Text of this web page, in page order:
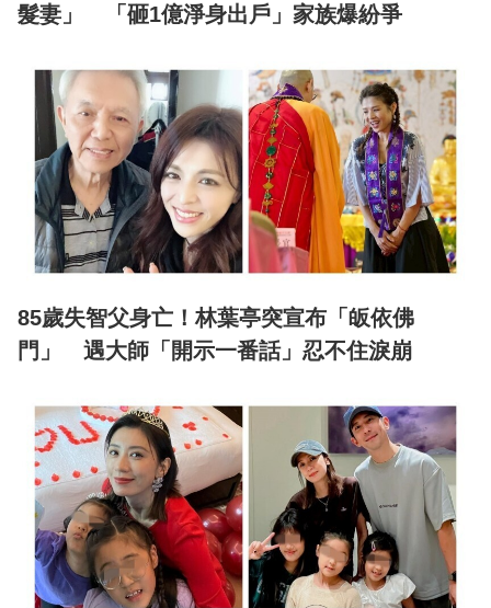
髮妻」 「砸1億淨身出戶」家族爆紛爭
85歲失智父身亡！林葉亭突宣布「皈依佛
門」 遇大師「開示一番話」忍不住淚崩